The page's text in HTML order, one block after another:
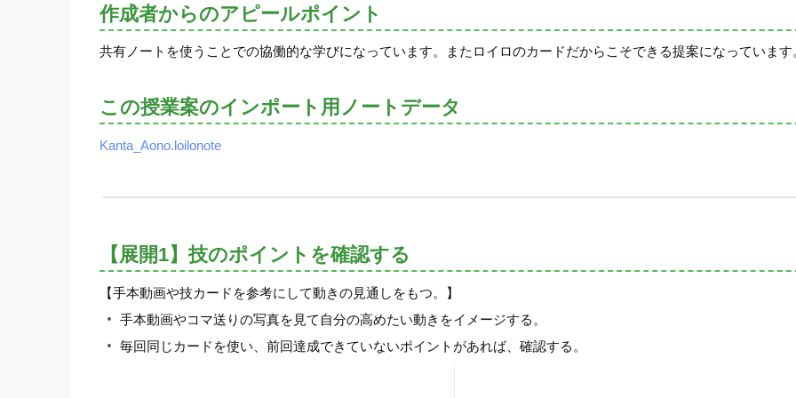
作成者からのアピールポイント
共有ノートを使うことでの協働的な学びになっています。またロイロのカードだからこそできる提案になっています
この授業案のインポート用ノートデータ
Kanta_Aono.loilonote
【展開1】技のポイントを確認する
【手本動画や技カードを参考にして動きの見通しをもつ。】
手本動画やコマ送りの写真を見て自分の高めたい動きをイメージする。
毎回同じカードを使い、前回達成できていないポイントがあれば、確認する。